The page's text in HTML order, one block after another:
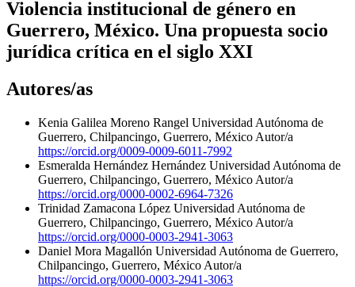
Violencia institucional de género en
Guerrero, México. Una propuesta socio
jurídica crítica en el siglo XXI
Autores/as
Kenia Galilea Moreno Rangel Universidad Autónoma de
Guerrero, Chilpancingo, Guerrero, México Autor/a
https://orcid.org/0009-0009-6011-7992
Esmeralda Hernández Hernández Universidad Autónoma de
Guerrero, Chilpancingo, Guerrero, México Autor/a
https://orcid.org/0000-0002-6964-7326
Trinidad Zamacona López Universidad Autónoma de
Guerrero, Chilpancingo, Guerrero, México Autor/a
https://orcid.org/0000-0003-2941-3063
Daniel Mora Magallón Universidad Autónoma de Guerrero,
Chilpancingo, Guerrero, México Autor/a
https://orcid.org/0000-0003-2941-3063